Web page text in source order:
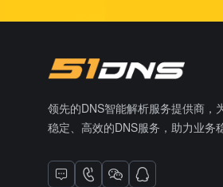
领先的DNS智能解析服务提供商，
稳定、高效的DNS服务，助力业务